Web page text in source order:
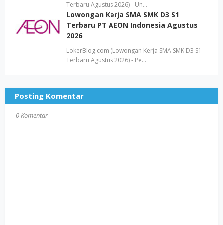
Terbaru Agustus 2026) - Un…
Lowongan Kerja SMA SMK D3 S1
Terbaru PT AEON Indonesia Agustus
2026
LokerBlog.com (Lowongan Kerja SMA SMK D3 S1
Terbaru Agustus 2026) - Pe…
Posting Komentar
0 Komentar